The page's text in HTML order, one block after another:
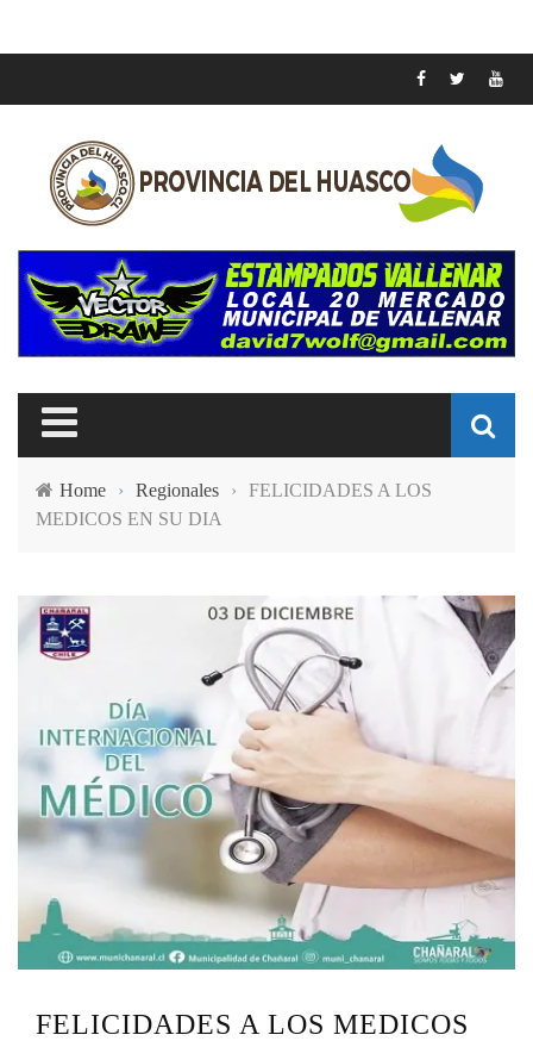
Home › Regionales ›
FELICIDADES A LOS
MEDICOS EN SU DIA
FELICIDADES A LOS MEDICOS